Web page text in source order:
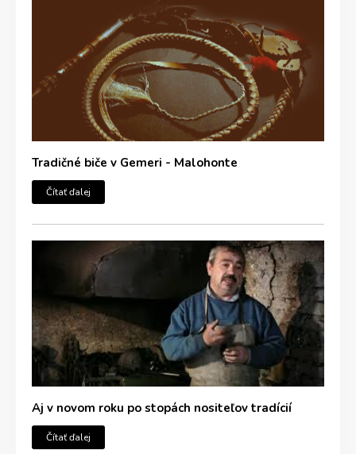
Tradičné biče v Gemeri - Malohonte
Čítať ďalej
Aj v novom roku po stopách nositeľov tradícií
Čítať ďalej